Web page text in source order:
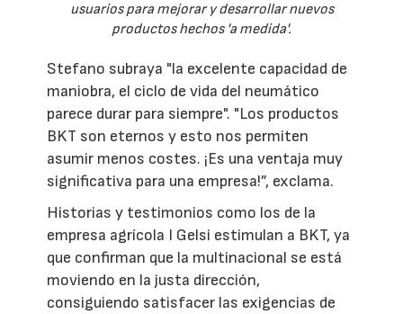
usuarios para mejorar y desarrollar nuevos
productos hechos 'a medida'.
Stefano subraya "la excelente capacidad de
maniobra, el ciclo de vida del neumático
parece durar para siempre". "Los productos
BKT son eternos y esto nos permiten
asumir menos costes. ¡Es una ventaja muy
significativa para una empresa!”, exclama.
Historias y testimonios como los de la
empresa agrícola I Gelsi estimulan a BKT, ya
que confirman que la multinacional se está
moviendo en la justa dirección,
consiguiendo satisfacer las exigencias de